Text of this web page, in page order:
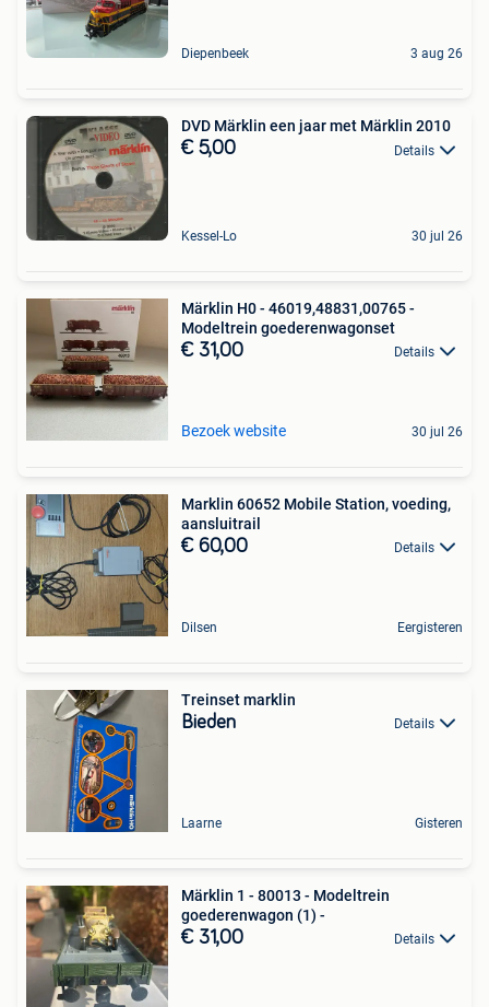
Diepenbeek 3 aug 26
DVD Märklin een jaar met Märklin 2010
€ 5,00 Details
Kessel-Lo 30 jul 26
Märklin H0 - 46019,48831,00765 -
Modeltrein goederenwagonset
€ 31,00 Details
Bezoek website 30 jul 26
Marklin 60652 Mobile Station, voeding,
aansluitrail
€ 60,00 Details
Dilsen Eergisteren
Treinset marklin
Bieden Details
Laarne Gisteren
Märklin 1 - 80013 - Modeltrein
goederenwagon (1) -
€ 31,00 Details